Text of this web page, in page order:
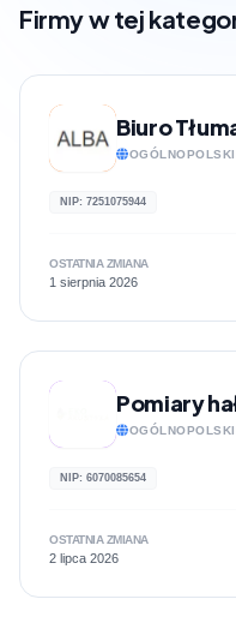
Firmy w tej
NIP: 7251075944
OSTATNIA ZMIANA
1 sierpnia 2026
NIP: 6070085654
OSTATNIA ZMIANA
2 lipca 2026